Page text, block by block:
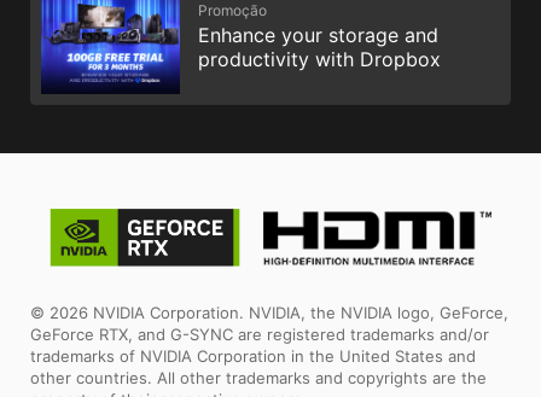
Promoção
Enhance your storage and
productivity with Dropbox
© 2026 NVIDIA Corporation. NVIDIA, the NVIDIA logo, GeForce,
GeForce RTX, and G-SYNC are registered trademarks and/or
trademarks of NVIDIA Corporation in the United States and
other countries. All other trademarks and copyrights are the